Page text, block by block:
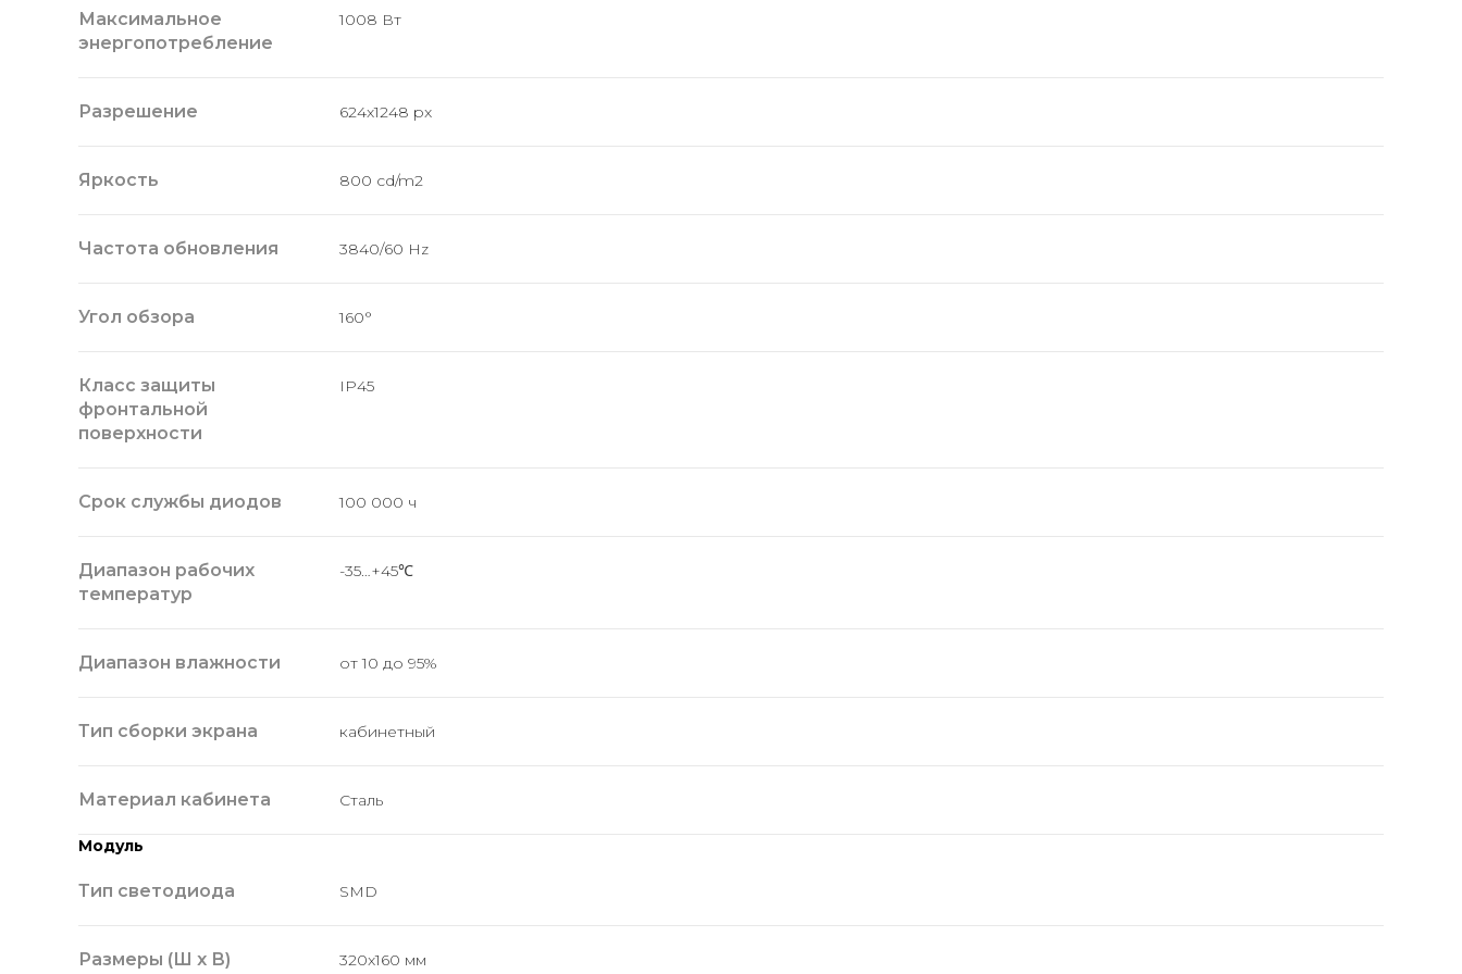
Максимальное
энергопотребление
1008 Вт
Разрешение 624x1248 px
Яркость 800 cd/m2
Частота обновления 3840/60 Hz
Угол обзора 160°
Класс защиты
фронтальной
поверхности
IP45
Срок службы диодов 100 000 ч
Диапазон рабочих
температур
-35…+45℃
Диапазон влажности от 10 до 95%
Тип сборки экрана кабинетный
Материал кабинета Сталь
Модуль
Тип светодиода SMD
Размеры (Ш х В) 320x160 мм